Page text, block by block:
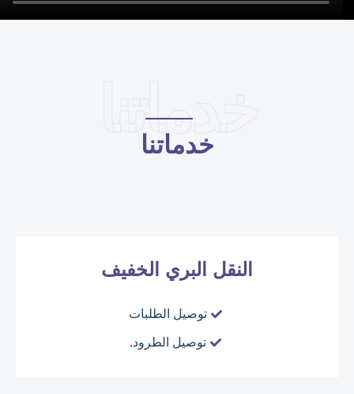
خدماتنا
خدماتنا
النقل البري الخفيف
توصيل الطلبات
توصيل الطرود.